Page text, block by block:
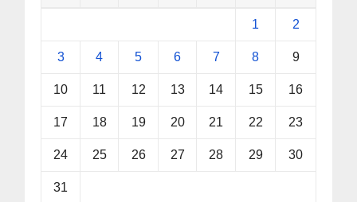
1 2
3 4 5 6 7 8 9
10 11 12 13 14 15 16
17 18 19 20 21 22 23
24 25 26 27 28 29 30
31